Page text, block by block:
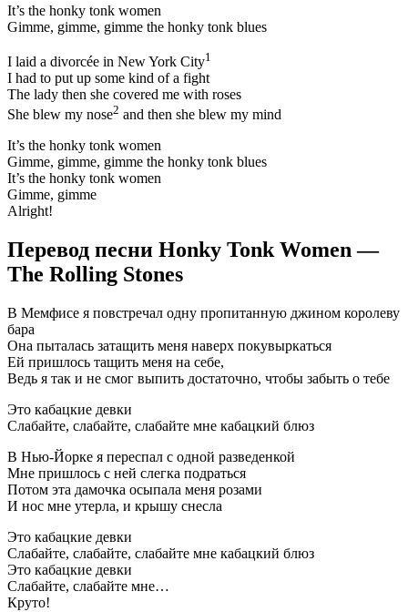
It’s the honky tonk women
Gimme, gimme, gimme the honky tonk blues
I laid a divorcée in New York City1
I had to put up some kind of a fight
The lady then she covered me with roses
She blew my nose2 and then she blew my mind
It’s the honky tonk women
Gimme, gimme, gimme the honky tonk blues
It’s the honky tonk women
Gimme, gimme
Alright!
Перевод песни Honky Tonk Women —
The Rolling Stones
В Мемфисе я повстречал одну пропитанную джином королеву
бара
Она пыталась затащить меня наверх покувыркаться
Ей пришлось тащить меня на себе,
Ведь я так и не смог выпить достаточно, чтобы забыть о тебе
Это кабацкие девки
Слабайте, слабайте, слабайте мне кабацкий блюз
В Нью-Йорке я переспал с одной разведенкой
Мне пришлось с ней слегка подраться
Потом эта дамочка осыпала меня розами
И нос мне утерла, и крышу снесла
Это кабацкие девки
Слабайте, слабайте, слабайте мне кабацкий блюз
Это кабацкие девки
Слабайте, слабайте мне…
Круто!